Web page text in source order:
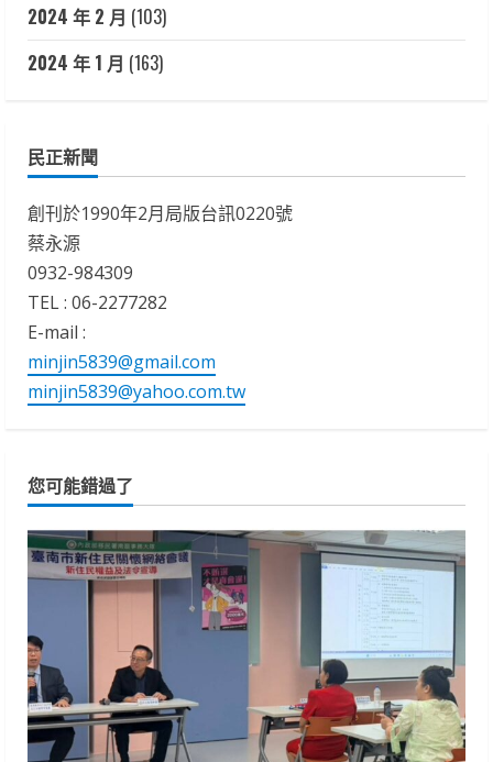
2024 年 2 月 (103)
2024 年 1 月 (163)
民正新聞
創刊於1990年2月局版台訊0220號
蔡永源
0932-984309
TEL : 06-2277282
E-mail :
minjin5839@gmail.com
minjin5839@yahoo.com.tw
您可能錯過了